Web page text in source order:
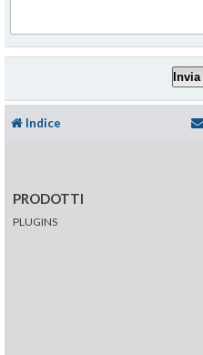
Indice
PRODOTTI
PLUGINS